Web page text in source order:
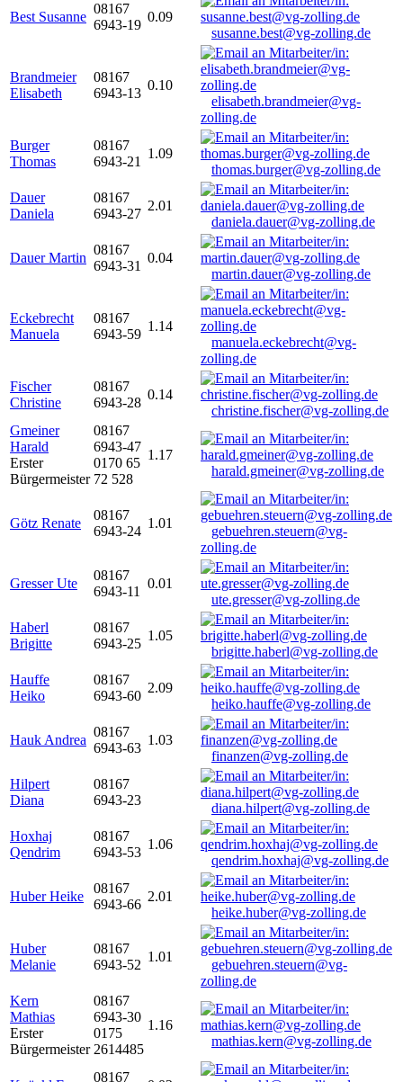
Best Susanne
08167
6943-19
0.09
susanne.best@vg-zolling.de
Brandmeier
Elisabeth
08167
6943-13
0.10
elisabeth.brandmeier@vg-
zolling.de
Burger
Thomas
08167
6943-21
1.09
thomas.burger@vg-zolling.de
Dauer
Daniela
08167
6943-27
2.01
daniela.dauer@vg-zolling.de
Dauer Martin
08167
6943-31
0.04
martin.dauer@vg-zolling.de
Eckebrecht
Manuela
08167
6943-59
1.14
manuela.eckebrecht@vg-
zolling.de
Fischer
Christine
08167
6943-28
0.14
christine.fischer@vg-zolling.de
Gmeiner
Harald
Erster
Bürgermeister
08167
6943-47
0170 65
72 528
1.17
harald.gmeiner@vg-zolling.de
Götz Renate
08167
6943-24
1.01
gebuehren.steuern@vg-
zolling.de
Gresser Ute
08167
6943-11
0.01
ute.gresser@vg-zolling.de
Haberl
Brigitte
08167
6943-25
1.05
brigitte.haberl@vg-zolling.de
Hauffe
Heiko
08167
6943-60
2.09
heiko.hauffe@vg-zolling.de
Hauk Andrea
08167
6943-63
1.03
finanzen@vg-zolling.de
Hilpert
Diana
08167
6943-23
diana.hilpert@vg-zolling.de
Hoxhaj
Qendrim
08167
6943-53
1.06
qendrim.hoxhaj@vg-zolling.de
Huber Heike
08167
6943-66
2.01
heike.huber@vg-zolling.de
Huber
Melanie
08167
6943-52
1.01
gebuehren.steuern@vg-
zolling.de
Kern
Mathias
Erster
Bürgermeister
08167
6943-30
0175
2614485
1.16
mathias.kern@vg-zolling.de
08167